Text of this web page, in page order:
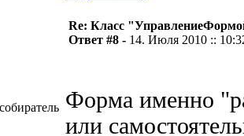
Re: Класс
Ответ #8 - 14. Июля 2010 ::
Форма именно
или